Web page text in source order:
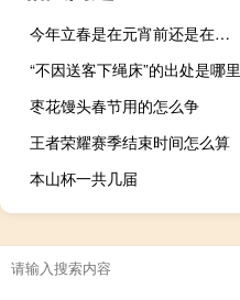
今年立春是在元宵前还是在元宵后
“不因送客下绳床”的出处是哪里
枣花馒头春节用的怎么争
王者荣耀赛季结束时间怎么算
本山杯一共几届